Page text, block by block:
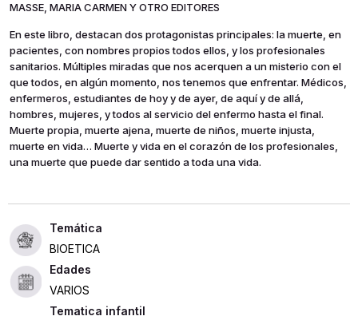
MASSE, MARIA CARMEN Y OTRO EDITORES
En este libro, destacan dos protagonistas princi­pales: la muerte, en
pacientes, con nombres pro­pios todos ellos, y los profesionales
sanitarios. Múltiples miradas que nos acerquen a un misterio con el
que todos, en algún momento, nos tenemos que enfrentar. Médicos,
enfermeros, estudiantes de hoy y de ayer, de aquí y de allá,
hombres, mujeres, y todos al servicio del enfermo hasta el final.
Muerte propia, muerte ajena, muerte de niños, muerte injusta,
muerte en vida… Muerte y vida en el corazón de los profesionales,
una muerte que puede dar sentido a toda una vida.
BIOETICA
Edades
VARIOS
Tematica infantil